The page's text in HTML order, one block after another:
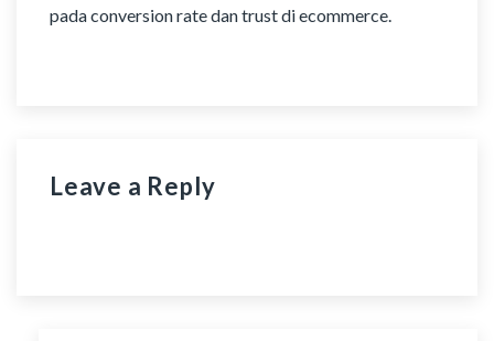
pada conversion rate dan trust di ecommerce.
Leave a Reply